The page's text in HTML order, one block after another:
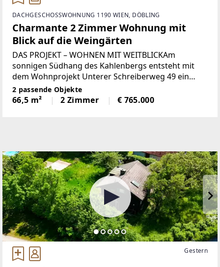
DACHGESCHOSSWOHNUNG 1190 WIEN, DÖBLING
Charmante 2 Zimmer Wohnung mit
Blick auf die Weingärten
DAS PROJEKT – WOHNEN MIT WEITBLICKAm
sonnigen Südhang des Kahlenbergs entsteht mit
dem Wohnprojekt Unterer Schreiberweg 49 ein
außergewöhnliches Refugium für all jene, die
urbanes Leben mit Ruhe, Natur und stilvollem
2 passende Objekte
66,5 m² 2 Zimmer € 765.000
Gestern